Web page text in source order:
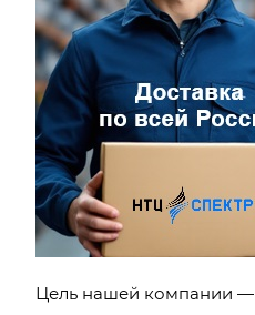
Цель нашей компании —